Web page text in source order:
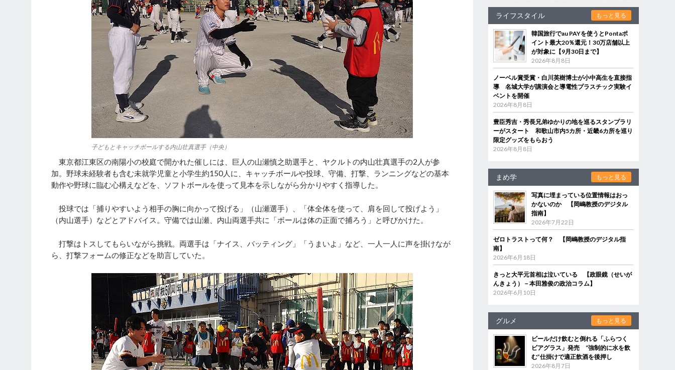
子どもとキャッチボールする内山壮真選手（中央）
東京都江東区の南陽小の校庭で開かれた催しには、巨人の山瀬慎之助選手と、ヤクルトの内山壮真選手の2人が参
加。野球未経験者も含む未就学児童と小学生約150人に、キャッチボールや投球、守備、打撃、ランニングなどの基本
動作や野球に臨む心構えなどを、ソフトボールを使って見本を示しながら分かりやすく指導した。
投球では「捕りやすいよう相手の胸に向かって投げる」（山瀬選手）、「体全体を使って、肩を回して投げよう」
（内山選手）などとアドバイス。守備では山瀬、内山両選手共に「ボールは体の正面で捕ろう」と呼びかけた。
打撃はトスしてもらいながら挑戦。両選手は「ナイス、バッティング」「うまいよ」など、一人一人に声を掛けなが
ら、打撃フォームの修正などを助言していた。
ライフスタイル もっと見る
韓国旅行でau PAYを使うとPontaポ
イント最大20％還元！30万店舗以上
が対象に【9月30日まで】
2026年8月8日
ノーベル賞受賞・白川英樹博士が小中高生を直接指
導 名城大学が講演会と導電性プラスチック実験イ
ベントを開催
2026年8月8日
豊臣秀吉・秀長兄弟ゆかりの地を巡るスタンプラリ
ーがスタート 和歌山市内5カ所・近畿6カ所を巡り
限定グッズをもらおう
2026年8月8日
まめ学 もっと見る
写真に埋まっている位置情報はおっ
かないのか 【岡嶋教授のデジタル
指南】
2026年7月22日
ゼロトラストって何？ 【岡嶋教授のデジタル指
南】
2026年6月18日
きっと大平元首相は泣いている 【政眼鏡（せいが
んきょう）－本田雅俊の政治コラム】
2026年6月10日
グルメ もっと見る
ビールだけ飲むと倒れる「ふらつく
ビアグラス」発売 “強制的に水を飲
む”仕掛けで適正飲酒を後押し
2026年8月7日